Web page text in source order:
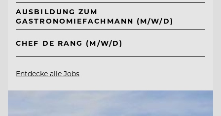
AUSBILDUNG ZUM
GASTRONOMIEFACHMANN (M/W/D)
CHEF DE RANG (M/W/D)
Entdecke alle Jobs